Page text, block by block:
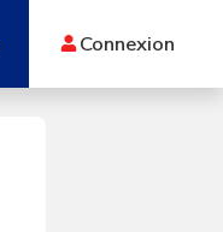
Connexion